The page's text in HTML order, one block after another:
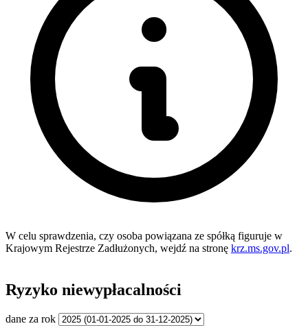
W celu sprawdzenia, czy osoba powiązana ze spółką figuruje w
Krajowym Rejestrze Zadłużonych, wejdź na stronę krz.ms.gov.pl.
Ryzyko niewypłacalności
dane za rok